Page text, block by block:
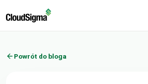
Powrót do bloga